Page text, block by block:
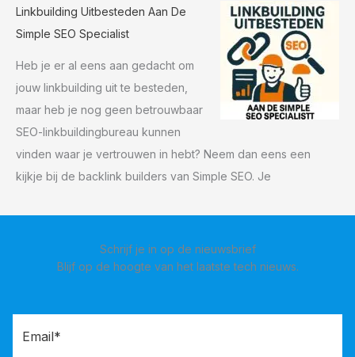
Linkbuilding Uitbesteden Aan De
Simple SEO Specialist
Heb je er al eens aan gedacht om
jouw linkbuilding uit te besteden,
maar heb je nog geen betrouwbaar
SEO-linkbuildingbureau kunnen
vinden waar je vertrouwen in hebt? Neem dan eens een
kijkje bij de backlink builders van Simple SEO. Je
Schrijf je in op de nieuwsbrief
Blijf op de hoogte van het laatste tech nieuws.